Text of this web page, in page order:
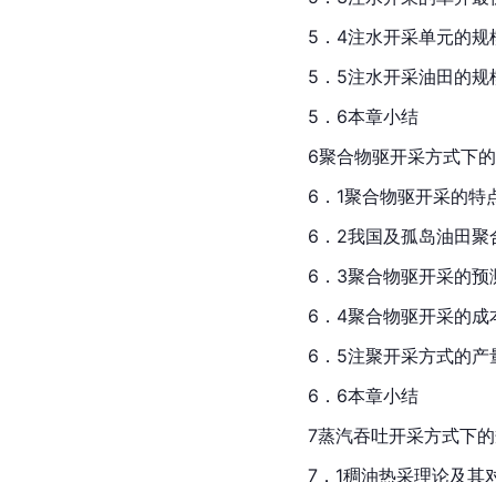
5．4注水开采单元的规
5．5注水开采油田的规
5．6本章小结
6聚合物驱开采方式下
6．1聚合物驱开采的特
6．2我国及孤岛油田聚
6．3聚合物驱开采的预
6．4聚合物驱开采的
6．5注聚开采方式的
6．6本章小结
7蒸汽吞吐开采方式下
7．1稠油热采理论及其